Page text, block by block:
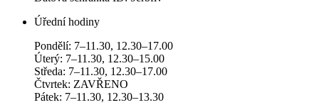
Úřední hodiny
Pondělí: 7–11.30, 12.30–17.00
Úterý: 7–11.30, 12.30–15.00
Středa: 7–11.30, 12.30–17.00
Čtvrtek: ZAVŘENO
Pátek: 7–11.30, 12.30–13.30